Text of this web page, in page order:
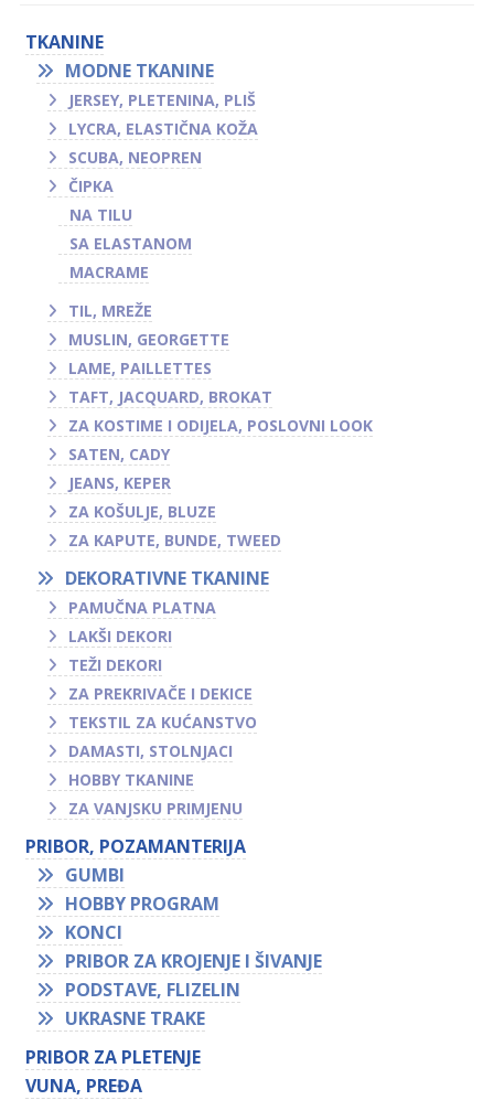
TKANINE
MODNE TKANINE
JERSEY, PLETENINA, PLIŠ
LYCRA, ELASTIČNA KOŽA
SCUBA, NEOPREN
ČIPKA
NA TILU
SA ELASTANOM
MACRAME
TIL, MREŽE
MUSLIN, GEORGETTE
LAME, PAILLETTES
TAFT, JACQUARD, BROKAT
ZA KOSTIME I ODIJELA, POSLOVNI LOOK
SATEN, CADY
JEANS, KEPER
ZA KOŠULJE, BLUZE
ZA KAPUTE, BUNDE, TWEED
DEKORATIVNE TKANINE
PAMUČNA PLATNA
LAKŠI DEKORI
TEŽI DEKORI
ZA PREKRIVAČE I DEKICE
TEKSTIL ZA KUĆANSTVO
DAMASTI, STOLNJACI
HOBBY TKANINE
ZA VANJSKU PRIMJENU
PRIBOR, POZAMANTERIJA
GUMBI
HOBBY PROGRAM
KONCI
PRIBOR ZA KROJENJE I ŠIVANJE
PODSTAVE, FLIZELIN
UKRASNE TRAKE
PRIBOR ZA PLETENJE
VUNA, PREĐA